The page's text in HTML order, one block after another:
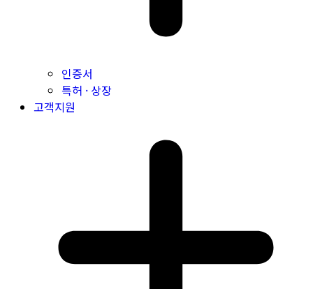
인증서
특허 · 상장
고객지원